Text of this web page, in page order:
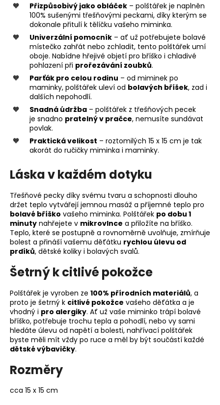
Přizpůsobivý jako obláček – polštářek je naplněn
100% sušenými třešňovými peckami, díky kterým se
dokonale přitulí k tělíčku vašeho miminka.
Univerzální pomocník – ať už potřebujete bolavé
místečko zahřát nebo zchladit, tento polštářek umí
oboje. Nabídne hřejivé objetí pro bříško i chladivé
pohlazení při prořezávání zoubků.
Parťák pro celou rodinu – od miminek po
maminky, polštářek uleví od bolavých bříšek, zad i
dalších nepohodlí.
Snadná údržba – polštářek z třešňových pecek
je snadno pratelný v pračce, nemusíte sundávat
povlak.
Praktická velikost – roztomilých 15 x 15 cm je tak
akorát do ručičky miminka i maminky.
Láska v každém dotyku
Třešňové pecky díky svému tvaru a schopnosti dlouho
držet teplo vytvářejí jemnou masáž a příjemné teplo pro
bolavé bříško vašeho miminka. Polštářek po dobu 1
minuty nahřejete v mikrovlnce a přiložíte na bříško.
Teplo, které se postupně a rovnoměrně uvolňuje, zmírňuje
bolest a přináší vašemu děťátku rychlou úlevu od
prdíků, dětské koliky i bolavých svalů.
Šetrný k citlivé pokožce
Polštářek je vyroben ze 100% přírodních materiálů, a
proto je šetrný k citlivé pokožce vašeho děťátka a je
vhodný i pro alergiky. Ať už vaše miminko trápí bolavé
bříško, potřebuje trochu tepla a pohodlí, nebo vy sami
hledáte úlevu od napětí a bolesti, nahřívací polštářek
byste měli mít vždy po ruce a měl by být součástí každé
dětské výbavičky.
Rozměry
cca 15 x 15 cm